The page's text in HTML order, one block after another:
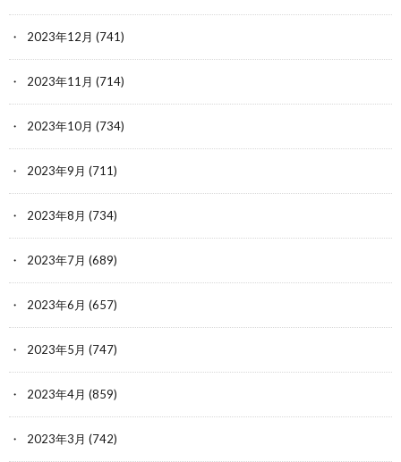
2023年12月 (741)
2023年11月 (714)
2023年10月 (734)
2023年9月 (711)
2023年8月 (734)
2023年7月 (689)
2023年6月 (657)
2023年5月 (747)
2023年4月 (859)
2023年3月 (742)